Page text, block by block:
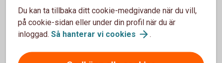
Sparbanker i samarbete
Du kan ta tillbaka ditt cookie-medgivande när du vill,
på cookie-sidan eller under din profil när du är
inloggad. Så hanterar vi cookies .